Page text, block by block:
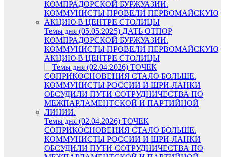
Темы дня (05.05.2025) ДАТЬ ОТПОР
КОМПРАДОРСКОЙ БУРЖУАЗИИ.
КОММУНИСТЫ ПРОВЕЛИ ПЕРВОМАЙСКУЮ
АКЦИЮ В ЦЕНТРЕ СТОЛИЦЫ
Темы дня (02.04.2026) ТОЧЕК
СОПРИКОСНОВЕНИЯ СТАЛО БОЛЬШЕ.
КОММУНИСТЫ РОССИИ И ШРИ-ЛАНКИ
ОБСУДИЛИ ПУТИ СОТРУДНИЧЕСТВА ПО